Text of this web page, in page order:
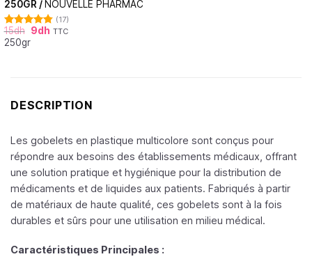
250GR / NOUVELLE PHARMAC
Note
4.81
sur 5
(17)
15dh 9dh TTC
250gr
DESCRIPTION
Les gobelets en plastique multicolore sont conçus pour
répondre aux besoins des établissements médicaux, offrant
une solution pratique et hygiénique pour la distribution de
médicaments et de liquides aux patients. Fabriqués à partir
de matériaux de haute qualité, ces gobelets sont à la fois
durables et sûrs pour une utilisation en milieu médical.
Caractéristiques Principales :